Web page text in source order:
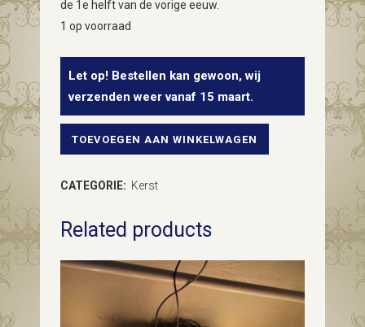
de 1e helft van de vorige eeuw.
1 op voorraad
Let op! Bestellen kan gewoon, wij
verzenden weer vanaf 15 maart.
Oude
van
dun
TOEVOEGEN AAN WINKELWAGEN
CATEGORIE: Kerst
Related products